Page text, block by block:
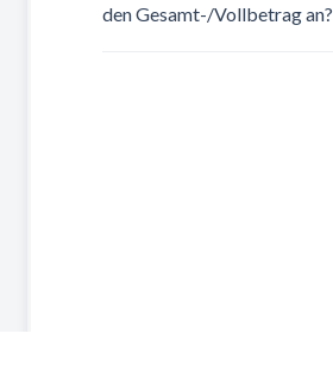
den Gesamt-/Vollbetrag an?